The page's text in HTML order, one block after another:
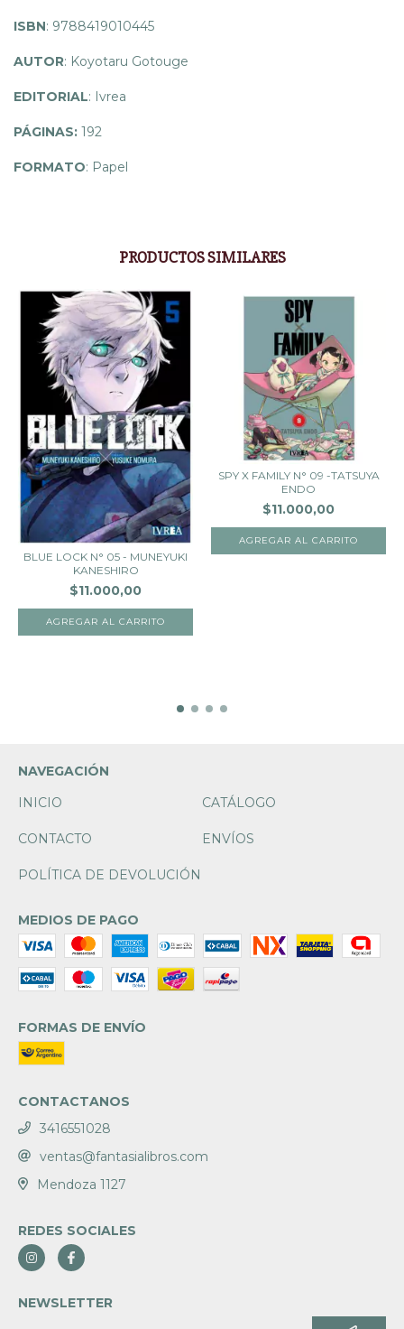
ISBN: 9788419010445
AUTOR: Koyotaru Gotouge
EDITORIAL: Ivrea
PÁGINAS: 192
FORMATO: Papel
PRODUCTOS SIMILARES
BLUE LOCK N° 05 - MUNEYUKI
KANESHIRO
$11.000,00
SPY X FAMILY N° 09 -TATSUYA
ENDO
$11.000,00
NAVEGACIÓN
INICIO
CATÁLOGO
CONTACTO ENVÍOS
POLÍTICA DE DEVOLUCIÓN
MEDIOS DE PAGO
FORMAS DE ENVÍO
CONTACTANOS
3416551028
ventas@fantasialibros.com
Mendoza 1127
REDES SOCIALES
NEWSLETTER